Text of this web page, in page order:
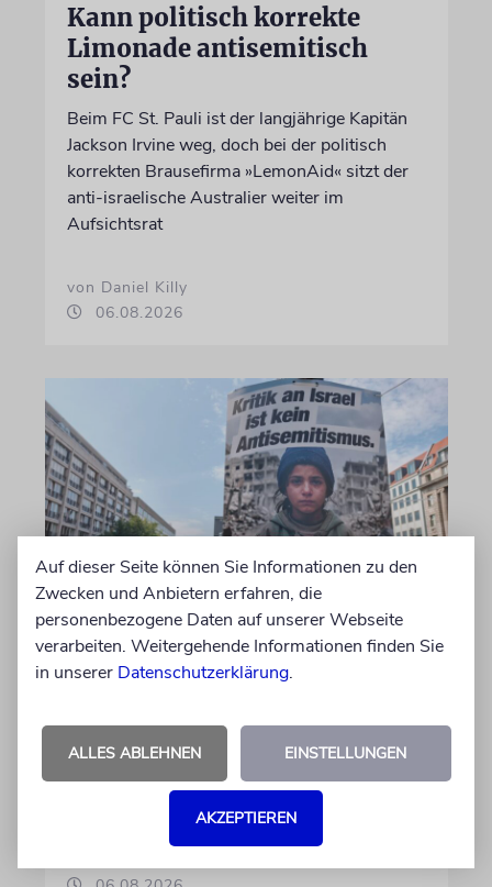
Kann politisch korrekte
Limonade antisemitisch
sein?
Beim FC St. Pauli ist der langjährige Kapitän
Jackson Irvine weg, doch bei der politisch
korrekten Brausefirma »LemonAid« sitzt der
anti-israelische Australier weiter im
Aufsichtsrat
von Daniel Killy
06.08.2026
KOMMENTAR
Landtagswahlkampf mit
Israelfeindlichkeit
unschuldigen Satz macht das BSW
Staat, die »Zionisten« und damit die Juden
Auf dieser Seite können Sie Informationen zu den
Zwecken und Anbietern erfahren, die
personenbezogene Daten auf unserer Webseite
verarbeiten. Weitergehende Informationen finden Sie
in unserer Datenschutzerklärung.
ALLES ABLEHNEN EINSTELLUNGEN
AKZEPTIEREN